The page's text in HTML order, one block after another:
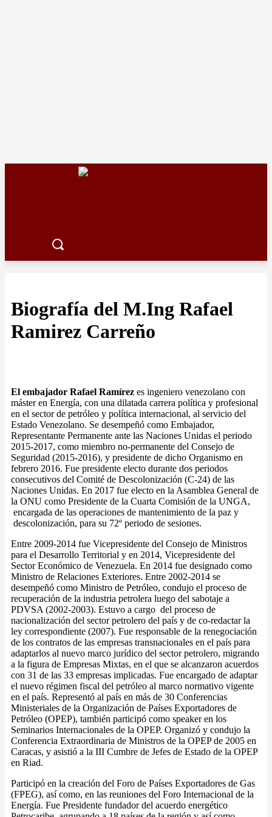
Biografía del M.Ing Rafael
Ramirez Carreño
El embajador Rafael Ramírez es ingeniero venezolano con
máster en Energía, con una dilatada carrera política y profesional
en el sector de petróleo y política internacional, al servicio del
Estado Venezolano. Se desempeñó como Embajador,
Representante Permanente ante las Naciones Unidas el periodo
2015-2017, como miembro no-permanente del Consejo de
Seguridad (2015-2016), y presidente de dicho Organismo en
febrero 2016. Fue presidente electo durante dos periodos
consecutivos del Comité de Descolonización (C-24) de las
Naciones Unidas. En 2017 fue electo en la Asamblea General de
la ONU como Presidente de la Cuarta Comisión de la UNGA,
encargada de las operaciones de mantenimiento de la paz y
descolonización, para su 72º periodo de sesiones.
Entre 2009-2014 fue Vicepresidente del Consejo de Ministros
para el Desarrollo Territorial y en 2014, Vicepresidente del
Sector Económico de Venezuela. En 2014 fue designado como
Ministro de Relaciones Exteriores. Entre 2002-2014 se
desempeñó como Ministro de Petróleo, condujo el proceso de
recuperación de la industria petrolera luego del sabotaje a
PDVSA (2002-2003). Estuvo a cargo del proceso de
nacionalización del sector petrolero del país y de co-redactar la
ley correspondiente (2007). Fue responsable de la renegociación
de los contratos de las empresas transnacionales en el país para
adaptarlos al nuevo marco jurídico del sector petrolero, migrando
a la figura de Empresas Mixtas, en el que se alcanzaron acuerdos
con 31 de las 33 empresas implicadas. Fue encargado de adaptar
el nuevo régimen fiscal del petróleo al marco normativo vigente
en el país. Representó al país en más de 30 Conferencias
Ministeriales de la Organización de Países Exportadores de
Petróleo (OPEP), también participó como speaker en los
Seminarios Internacionales de la OPEP. Organizó y condujo la
Conferencia Extraordinaria de Ministros de la OPEP de 2005 en
Caracas, y asistió a la III Cumbre de Jefes de Estado de la OPEP
en Riad.
Participó en la creación del Foro de Países Exportadores de Gas
(FPEG), así como, en las reuniones del Foro Internacional de la
Energía. Fue Presidente fundador del acuerdo energético